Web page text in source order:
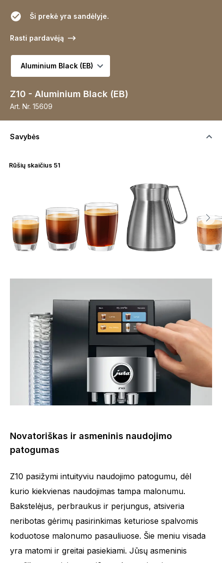
Ši prekė yra sandėlyje.
Rasti pardavėją
Pasirinkite variantą
Z10 - Aluminium Black (EB)
Art. Nr. 15609
Savybės
Novatoriškas ir asmeninis naudojimo
patogumas
Z10 pasižymi intuityviu naudojimo patogumu, dėl
kurio kiekvienas naudojimas tampa malonumu.
Bakstelėjus, perbraukus ir perjungus, atsiveria
neribotas gėrimų pasirinkimas keturiose spalvomis
koduotose malonumo pasauliuose. Šie meniu visada
yra matomi ir greitai pasiekiami. Jūsų asmeninis